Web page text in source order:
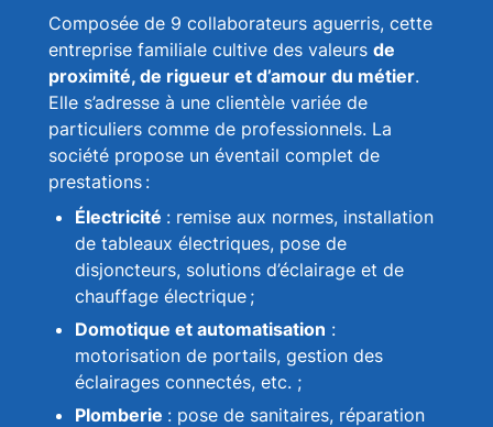
Composée de 9 collaborateurs aguerris, cette
entreprise familiale cultive des valeurs de
proximité, de rigueur et d’amour du métier.
Elle s’adresse à une clientèle variée de
particuliers comme de professionnels. La
société propose un éventail complet de
prestations :
Électricité : remise aux normes, installation
de tableaux électriques, pose de
disjoncteurs, solutions d’éclairage et de
chauffage électrique ;
Domotique et automatisation :
motorisation de portails, gestion des
éclairages connectés, etc. ;
Plomberie : pose de sanitaires, réparation